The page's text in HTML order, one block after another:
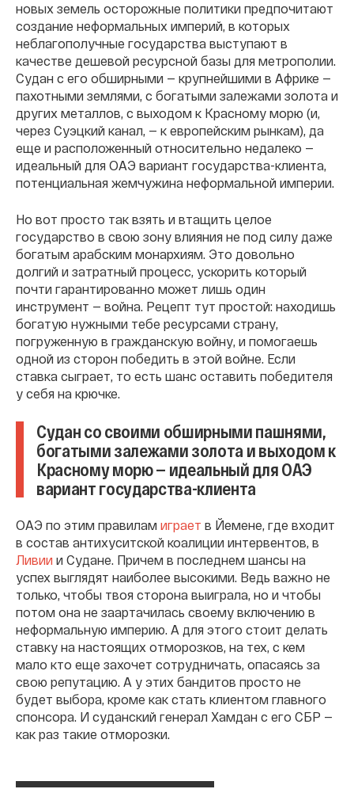
новых земель осторожные политики предпочитают
создание неформальных империй, в которых
неблагополучные государства выступают в
качестве дешевой ресурсной базы для метрополии.
Судан с его обширными — крупнейшими в Африке —
пахотными землями, с богатыми залежами золота и
других металлов, с выходом к Красному морю (и,
через Суэцкий канал, — к европейским рынкам), да
еще и расположенный относительно недалеко —
идеальный для ОАЭ вариант государства-клиента,
потенциальная жемчужина неформальной империи.
Но вот просто так взять и втащить целое
государство в свою зону влияния не под силу даже
богатым арабским монархиям. Это довольно
долгий и затратный процесс, ускорить который
почти гарантированно может лишь один
инструмент — война. Рецепт тут простой: находишь
богатую нужными тебе ресурсами страну,
погруженную в гражданскую войну, и помогаешь
одной из сторон победить в этой войне. Если
ставка сыграет, то есть шанс оставить победителя
у себя на крючке.
Судан со своими обширными пашнями,
богатыми залежами золота и выходом к
Красному морю — идеальный для ОАЭ
вариант государства-клиента
ОАЭ по этим правилам играет в Йемене, где входит
в состав антихуситской коалиции интервентов, в
Ливии и Судане. Причем в последнем шансы на
успех выглядят наиболее высокими. Ведь важно не
только, чтобы твоя сторона выиграла, но и чтобы
потом она не заартачилась своему включению в
неформальную империю. А для этого стоит делать
ставку на настоящих отморозков, на тех, с кем
мало кто еще захочет сотрудничать, опасаясь за
свою репутацию. А у этих бандитов просто не
будет выбора, кроме как стать клиентом главного
спонсора. И суданский генерал Хамдан с его СБР —
как раз такие отморозки.